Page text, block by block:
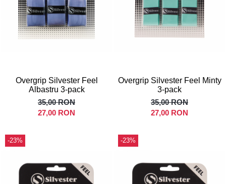
Overgrip Silvester Feel
Albastru 3-pack
35,00 RON
27,00 RON
Overgrip Silvester Feel Minty
3-pack
35,00 RON
27,00 RON
-23% -23%